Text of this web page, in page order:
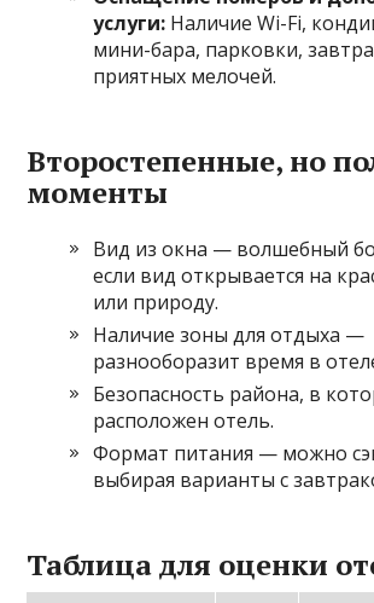
услуги: Наличие Wi-Fi,
мини-бара, парковки,
приятных мелочей.
Второстепенные, но
моменты
Вид из окна — волшебный
если вид открывается на
или природу.
Наличие зоны для отдыха —
разнооборазит время в
Безопасность района, в
расположен отель.
Формат питания — можно
выбирая варианты с
Таблица для оценки